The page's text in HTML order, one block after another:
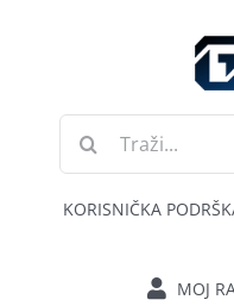
Traži...
KORISNIČKA
MOJ